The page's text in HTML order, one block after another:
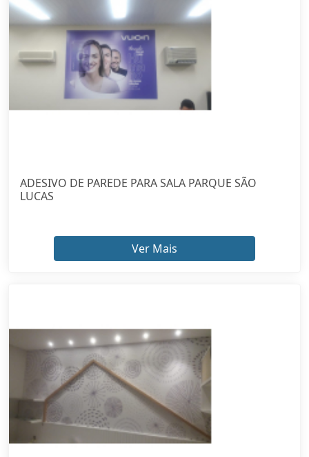
ADESIVO DE PAREDE PARA SALA PARQUE SÃO
LUCAS
Ver Mais